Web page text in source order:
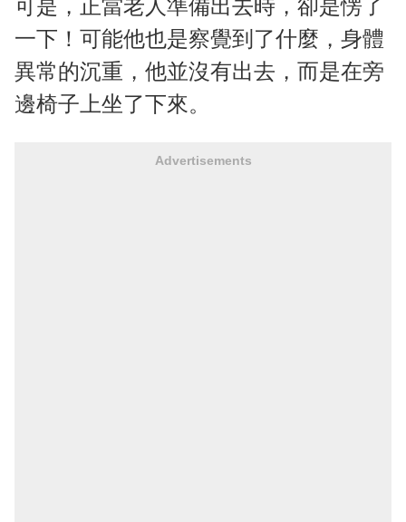
可是，正當老人準備出去時，卻是愣了
一下！可能他也是察覺到了什麼，身體
異常的沉重，他並沒有出去，而是在旁
邊椅子上坐了下來。
Advertisements